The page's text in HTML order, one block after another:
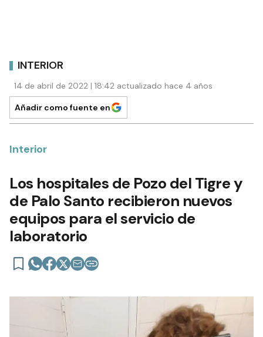
INTERIOR
14 de abril de 2022 | 18:42 actualizado hace 4 años
Añadir como fuente en
Interior
Los hospitales de Pozo del Tigre y
de Palo Santo recibieron nuevos
equipos para el servicio de
laboratorio